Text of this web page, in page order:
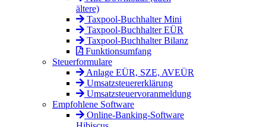
ältere)
Taxpool-Buchhalter Mini
Taxpool-Buchhalter EÜR
Taxpool-Buchhalter Bilanz
Funktionsumfang
Steuerformulare
Anlage EÜR, SZE, AVEÜR
Umsatzsteuererklärung
Umsatzsteuervoranmeldung
Empfohlene Software
Online-Banking-Software